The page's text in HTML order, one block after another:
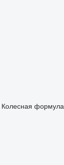
Колесная формула